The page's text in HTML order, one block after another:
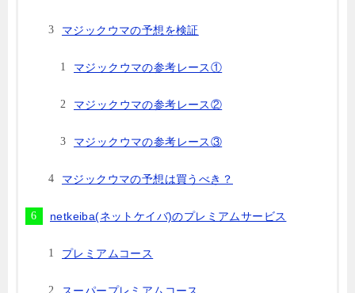
マジックウマの予想を検証
マジックウマの参考レース①
マジックウマの参考レース②
マジックウマの参考レース③
マジックウマの予想は買うべき？
netkeiba(ネットケイバ)のプレミアムサービス
プレミアムコース
スーパープレミアムコース